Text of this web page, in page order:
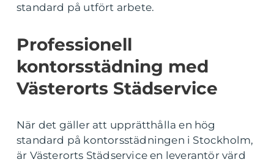
standard på utfört arbete.
Professionell
kontorsstädning med
Västerorts Städservice
När det gäller att upprätthålla en hög
standard på kontorsstädningen i Stockholm,
är Västerorts Städservice en leverantör värd